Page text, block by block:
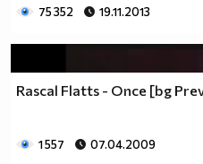
75 352 19.11.2013
Rascal Flatts - Once [bg
1 557 07.04.2009